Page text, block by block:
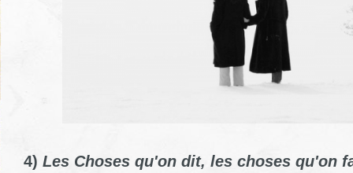
4) Les Choses qu'on dit, les choses qu'on